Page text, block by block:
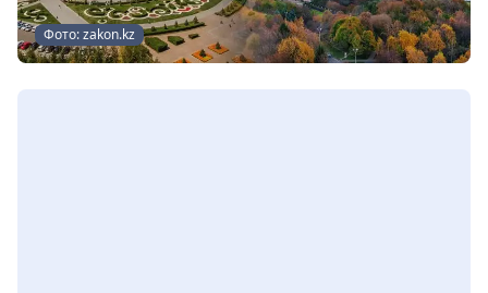
Фото: zakon.kz